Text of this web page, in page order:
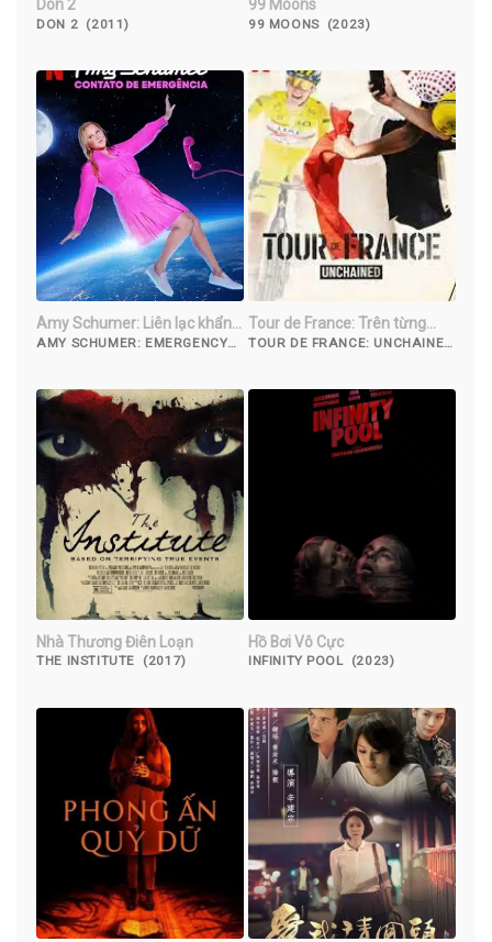
Don 2
DON 2 (2011)
99 Moons
99 MOONS (2023)
Amy Schumer: Liên lạc khẩn
cấp
AMY SCHUMER: EMERGENCY
Tour de France: Trên từng
dặm đường
TOUR DE FRANCE: UNCHAINED
Nhà Thương Điên Loạn
THE INSTITUTE (2017)
Hồ Bơi Vô Cực
INFINITY POOL (2023)